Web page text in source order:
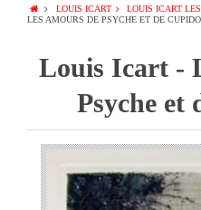
LOUIS ICART
LOUIS ICART
LES AMOURS DE PSYCHE ET DE
Louis Icart -
Psyche et